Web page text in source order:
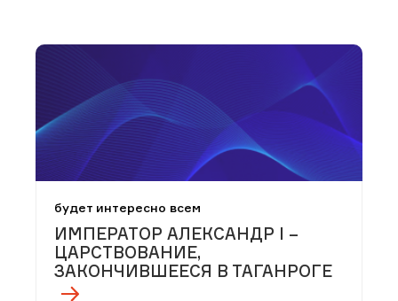
будет интересно всем
ИМПЕРАТОР АЛЕКСАНДР I –
ЦАРСТВОВАНИЕ,
ЗАКОНЧИВШЕЕСЯ В ТАГАНРОГЕ